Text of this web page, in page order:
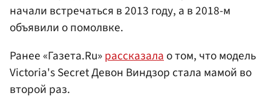
начали встречаться в 2013 году, а в 2018-м
объявили о помолвке.
Ранее «Газета.Ru»рассказалао том, что модель
Victoria's Secret Девон Виндзор стала мамой во
второй раз.